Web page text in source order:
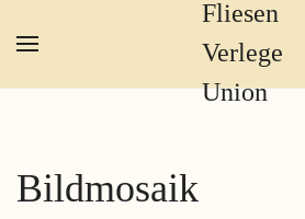
Zum Hauptinhalt springen
Bildmosaik